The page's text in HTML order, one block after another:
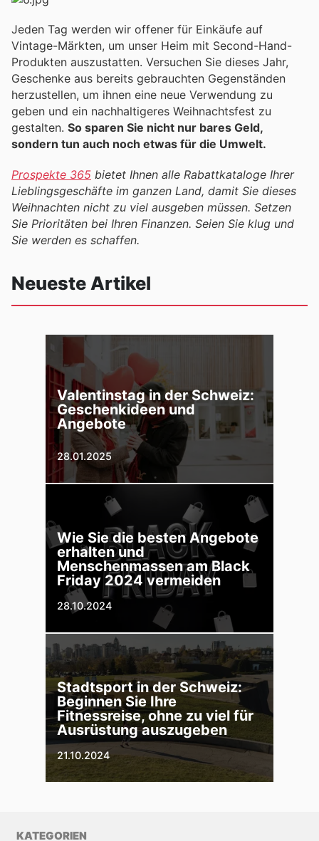
Jeden Tag werden wir offener für Einkäufe auf
Vintage-Märkten, um unser Heim mit Second-Hand-
Produkten auszustatten. Versuchen Sie dieses Jahr,
Geschenke aus bereits gebrauchten Gegenständen
herzustellen, um ihnen eine neue Verwendung zu
geben und ein nachhaltigeres Weihnachtsfest zu
gestalten. So sparen Sie nicht nur bares Geld,
sondern tun auch noch etwas für die Umwelt.
Prospekte 365 bietet Ihnen alle Rabattkataloge Ihrer
Lieblingsgeschäfte im ganzen Land, damit Sie dieses
Weihnachten nicht zu viel ausgeben müssen. Setzen
Sie Prioritäten bei Ihren Finanzen. Seien Sie klug und
Sie werden es schaffen.
Neueste Artikel
Valentinstag in der Schweiz:
Geschenkideen und
Angebote
28.01.2025
Wie Sie die besten Angebote
erhalten und
Menschenmassen am Black
Friday 2024 vermeiden
28.10.2024
Stadtsport in der Schweiz:
Beginnen Sie Ihre
Fitnessreise, ohne zu viel für
Ausrüstung auszugeben
21.10.2024
KATEGORIEN